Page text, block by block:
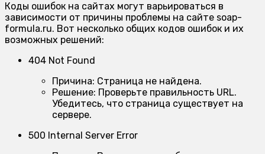
Коды ошибок на сайтах могут варьироваться в
зависимости от причины проблемы на сайте soap-
formula.ru. Вот несколько общих кодов ошибок и их
возможных решений:
404 Not Found
Причина: Страница не найдена.
Решение: Проверьте правильность URL.
Убедитесь, что страница существует на
сервере.
500 Internal Server Error